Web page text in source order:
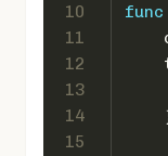
10
11
12
13
14
15
func